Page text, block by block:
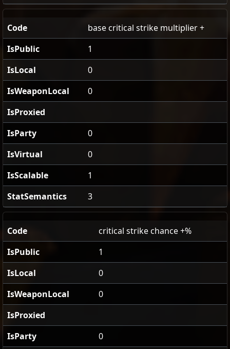
Code
base critical strike multiplier +
IsPublic
1
IsLocal
0
IsWeaponLocal
0
IsProxied
IsParty
0
IsVirtual
0
IsScalable
1
StatSemantics
3
Code
critical strike chance +%
IsPublic
1
IsLocal
0
IsWeaponLocal
0
IsProxied
IsParty
0